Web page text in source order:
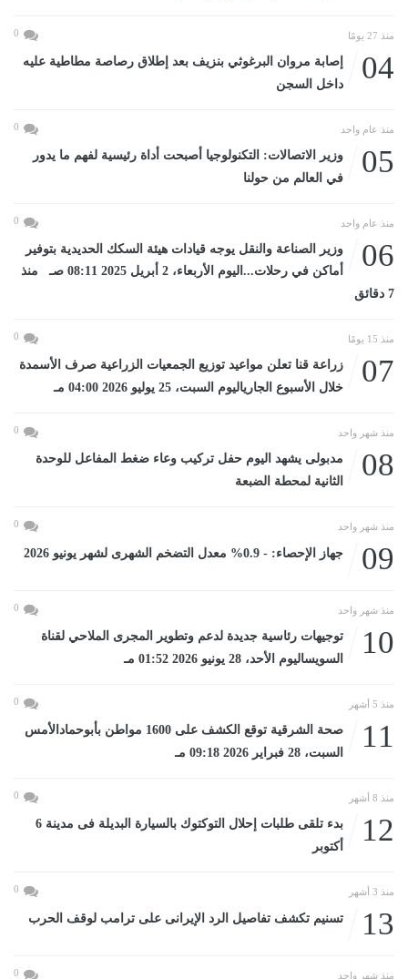
منذ 27 يومًا 0
04
إصابة مروان البرغوثي بنزيف بعد إطلاق رصاصة مطاطية عليه
داخل السجن
منذ عام واحد 0
05
وزير الاتصالات: التكنولوجيا أصبحت أداة رئيسية لفهم ما يدور
في العالم من حولنا
منذ عام واحد 0
06
وزير الصناعة والنقل يوجه قيادات هيئة السكك الحديدية بتوفير
أماكن في رحلات...اليوم الأربعاء، 2 أبريل 2025 08:11 صـ منذ
7 دقائق
منذ 15 يومًا 0
07
زراعة قنا تعلن مواعيد توزيع الجمعيات الزراعية صرف الأسمدة
خلال الأسبوع الجارياليوم السبت، 25 يوليو 2026 04:00 مـ
منذ شهر واحد 0
08
مدبولى يشهد اليوم حفل تركيب وعاء ضغط المفاعل للوحدة
الثانية لمحطة الضبعة
منذ شهر واحد 0
09 جهاز الإحصاء: - 0.9% معدل التضخم الشهرى لشهر يونيو 2026
منذ شهر واحد 0
10
توجيهات رئاسية جديدة لدعم وتطوير المجرى الملاحي لقناة
السويساليوم الأحد، 28 يونيو 2026 01:52 مـ
منذ 5 أشهر 0
11
صحة الشرقية توقع الكشف على 1600 مواطن بأبوحمادالأمس
السبت، 28 فبراير 2026 09:18 مـ
منذ 8 أشهر 0
12
بدء تلقى طلبات إحلال التوكتوك بالسيارة البديلة فى مدينة 6
أكتوبر
منذ 3 أشهر 0
13 تسنيم تكشف تفاصيل الرد الإيرانى على ترامب لوقف الحرب
منذ شهر واحد 0